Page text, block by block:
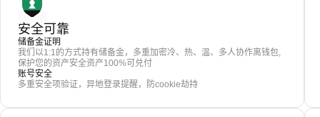
安全可靠
储备金证明
我们以1:1的方式持有储备金，多重加密冷、热、温、多人协作离钱包,
保护您的资产安全资产100%可兑付
账号安全
多重安全项验证，异地登录提醒，防cookie劫持